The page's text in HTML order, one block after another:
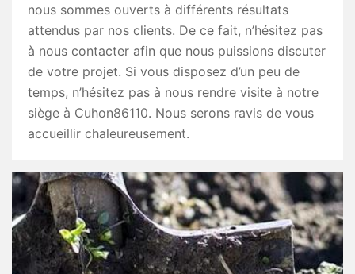
nous sommes ouverts à différents résultats
attendus par nos clients. De ce fait, n’hésitez pas
à nous contacter afin que nous puissions discuter
de votre projet. Si vous disposez d’un peu de
temps, n’hésitez pas à nous rendre visite à notre
siège à Cuhon86110. Nous serons ravis de vous
accueillir chaleureusement.